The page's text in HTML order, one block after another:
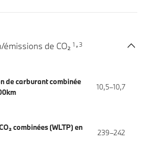
de CO₂ 1 , 3
de carburant combinée
10,5–10,7
combinées (WLTP) en
239–242